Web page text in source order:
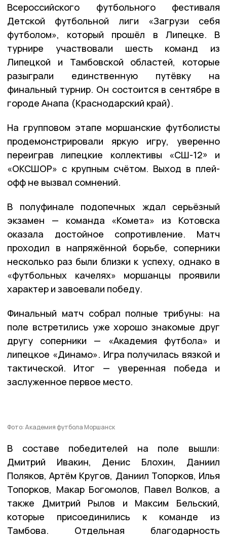
Всероссийского футбольного фестиваля
Детской футбольной лиги «Загрузи себя
футболом», который прошёл в Липецке. В
турнире участвовали шесть команд из
Липецкой и Тамбовской областей, которые
разыграли единственную путёвку на
финальный турнир. Он состоится в сентябре в
городе Анапа (Краснодарский край).
На групповом этапе моршанские футболисты
продемонстрировали яркую игру, уверенно
переиграв липецкие коллективы «СШ-12» и
«ОКСШОР» с крупным счётом. Выход в плей-
офф не вызвал сомнений.
В полуфинале подопечных ждал серьёзный
экзамен — команда «Комета» из Котовска
оказала достойное сопротивление. Матч
проходил в напряжённой борьбе, соперники
несколько раз были близки к успеху, однако в
«футбольных качелях» моршанцы проявили
характер и завоевали победу.
Финальный матч собрал полные трибуны: на
поле встретились уже хорошо знакомые друг
другу соперники — «Академия футбола» и
липецкое «Динамо». Игра получилась вязкой и
тактической. Итог — уверенная победа и
заслуженное первое место.
Фото: Академия футбола Моршанск
В составе победителей на поле вышли:
Дмитрий Ивакин, Денис Блохин, Даниил
Поляков, Артём Кругов, Даниил Топорков, Илья
Топорков, Макар Богомолов, Павел Волков, а
также Дмитрий Рылов и Максим Бельский,
которые присоединились к команде из
Тамбова. Отдельная благодарность